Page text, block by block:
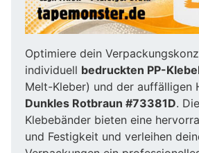
Optimiere dein
individuell bedruckten PP-
Melt-Kleber) und der auffälligen
Dunkles Rotbraun #73381D.
Klebebänder bieten eine
und Festigkeit und verleihen